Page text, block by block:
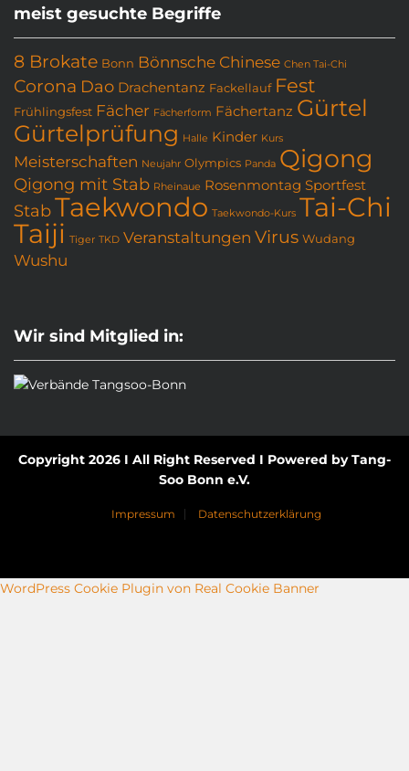
meist gesuchte Begriffe
8 Brokate Bonn Bönnsche Chinese Chen Tai-Chi
Corona Dao Drachentanz Fackellauf Fest
Frühlingsfest Fächer Fächerform Fächertanz Gürtel
Gürtelprüfung Halle Kinder Kurs
Meisterschaften Neujahr Olympics Panda Qigong
Qigong mit Stab Rheinaue Rosenmontag Sportfest
StabTaekwondo Taekwondo-Kurs Tai-Chi
Taiji Tiger TKD Veranstaltungen Virus Wudang
Wushu
Wir sind Mitglied in:
Copyright 2026 I All Right Reserved I Powered by Tang-
Soo Bonn e.V.
Impressum Datenschutzerklärung
WordPress Cookie Plugin von Real Cookie Banner